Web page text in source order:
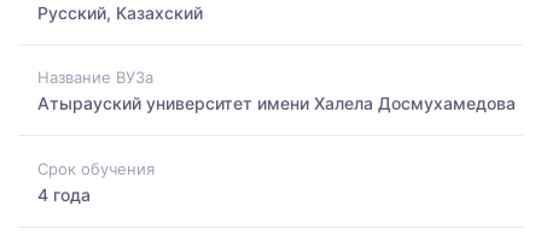
Русский, Казахский
Название ВУЗа
Атырауский университет имени Халела Досмухамедова
Срок обучения
4 года